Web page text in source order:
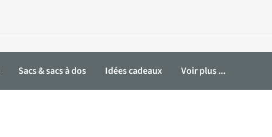
Sacs & sacs à dos Idées cadeaux Voir plus ...